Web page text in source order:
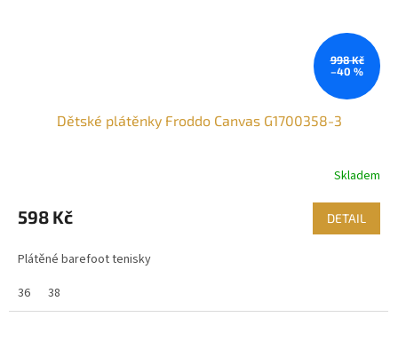
998 Kč
–40 %
Dětské plátěnky Froddo Canvas G1700358-3
Skladem
598 Kč DETAIL
Plátěné barefoot tenisky
36
38